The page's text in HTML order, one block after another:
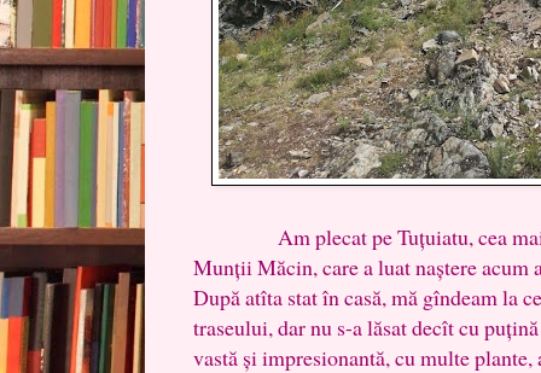
Am plecat pe Tuțuiatu, cea mai
Munții Măcin, care a luat naștere
După atîta stat în casă, mă gîndeam la
traseului, dar nu s-a lăsat decît cu
vastă și impresionantă, cu multe